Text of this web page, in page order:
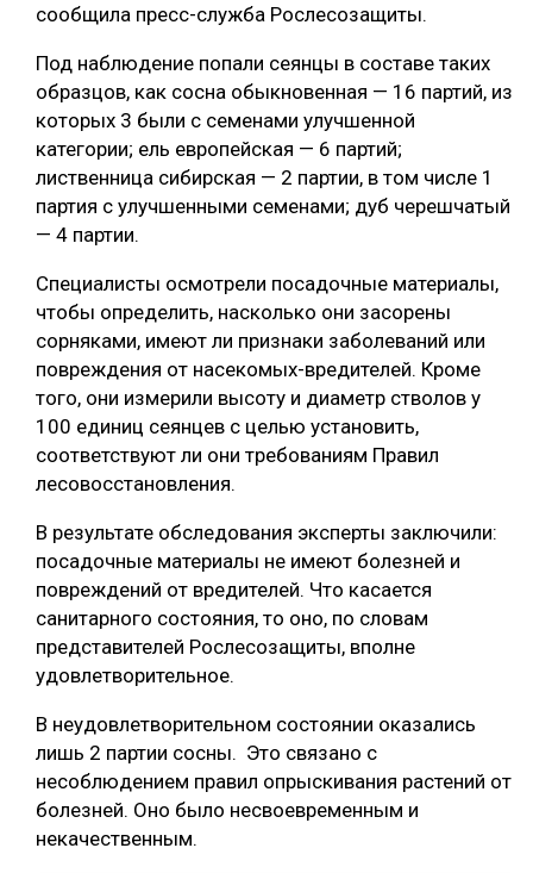
ЛЕСОПИЛЕНИЕ
ДЕРЕВЯННОЕ ДОМОСТРОЕНИЕ
БЕЗОПАСНОЕ ПРОИЗВОДСТВО
СОРТИРОВКА ДРЕВЕСИНЫ
МЕБЕЛЬНОЕ ПРОИЗВОДСТВО
сообщила пресс-служба Рослесозащиты.
Под наблюдение попали сеянцы в составе таких
образцов, как сосна обыкновенная — 16 партий, из
которых 3 были с семенами улучшенной
категории; ель европейская — 6 партий;
лиственница сибирская — 2 партии, в том числе 1
партия с улучшенными семенами; дуб черешчатый
— 4 партии.
Специалисты осмотрели посадочные материалы,
чтобы определить, насколько они засорены
сорняками, имеют ли признаки заболеваний или
повреждения от насекомых-вредителей. Кроме
того, они измерили высоту и диаметр стволов у
100 единиц сеянцев с целью установить,
соответствуют ли они требованиям Правил
лесовосстановления.
В результате обследования эксперты заключили:
посадочные материалы не имеют болезней и
повреждений от вредителей. Что касается
санитарного состояния, то оно, по словам
представителей Рослесозащиты, вполне
удовлетворительное.
В неудовлетворительном состоянии оказались
лишь 2 партии сосны. Это связано с
несоблюдением правил опрыскивания растений от
болезней. Оно было несвоевременным и
некачественным.